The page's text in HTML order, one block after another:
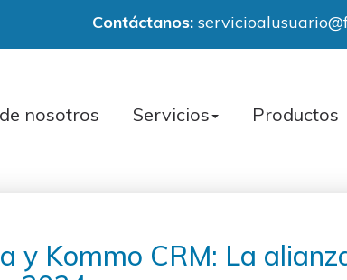
Contáctanos:
nosotros Servicios Productos
y Kommo CRM: La